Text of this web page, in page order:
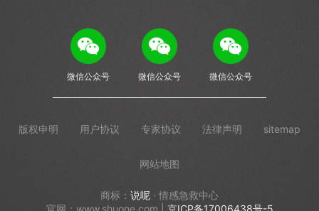
微信公众号 微信公众号 微信公众号
版权申明 用户协议 专家协议 法律声明 sitemap
网站地图
商标： 说呢 · 情感急救中心
官网：www.shuone.com | 京ICP备17006438号-5